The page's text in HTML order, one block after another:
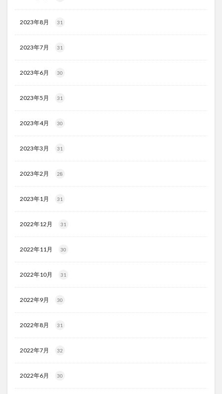
2023年8月 31
2023年7月 31
2023年6月 30
2023年5月 31
2023年4月 30
2023年3月 31
2023年2月 28
2023年1月 31
2022年12月 31
2022年11月 30
2022年10月 31
2022年9月 30
2022年8月 31
2022年7月 32
2022年6月 30